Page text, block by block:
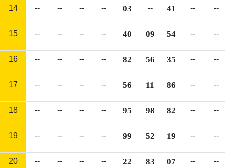
14 -- -- -- -- 03 -- 41 -- --
15 -- -- -- -- 40 09 54 -- --
16 -- -- -- -- 82 56 35 -- --
17 -- -- -- -- 56 11 86 -- --
18 -- -- -- -- 95 98 82 -- --
19 -- -- -- -- 99 52 19 -- --
20 -- -- -- -- 22 83 07 -- --